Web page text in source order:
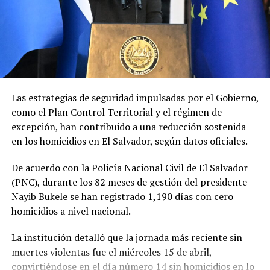
Asimismo, defendió el indulto frente a las críticas que
consideran que la decisión contradice la narrativa de la
lucha contra el narcotráfico impulsada por Washington,
que derivó en su captura y posterior extradición.
Las estrategias de seguridad impulsadas por el Gobierno,
como elPlan Control Territorialy el régimen de
excepción, han contribuido a una reducción sostenida
en los homicidios en El Salvador, según datos oficiales.
De acuerdo con laPolicía Nacional Civil de El Salvador
(PNC), durante los 82 meses de gestión del presidente
Nayib Bukelese han registrado 1,190 días con cero
homicidios a nivel nacional.
La institución detalló que la jornada más reciente sin
muertes violentas fue el miércoles 15 de abril,
convirtiéndose en el día número 14 sin homicidios en lo